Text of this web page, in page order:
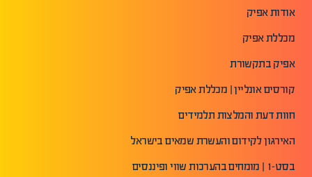
אודות אפיק
מכללת אפיק
אפיק בתקשורת
קורסים אונליין | מכללת אפיק
חוות דעת והמלצות תלמידים
האירגון לקידום והעשרת שמאים בישראל
בסט-1 | מומחים בהערכות שווי ופיננסים